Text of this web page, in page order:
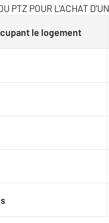
PTZ POUR L'ACHAT
le logement